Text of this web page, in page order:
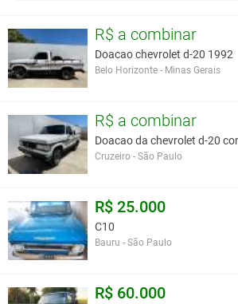
R$ a combinar
Doacao chevrolet d-20 1992
Belo Horizonte - Minas Gerais
R$ a combinar
Doacao da chevrolet d-20
Cruzeiro - São Paulo
R$ 25.000
C10
Bauru - São Paulo
R$ 60.000